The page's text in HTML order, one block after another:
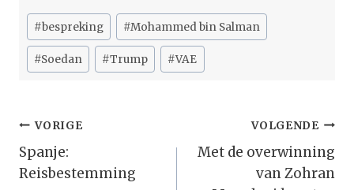
Bericht
tags:
#bespreking #Mohammed bin Salman
#Soedan #Trump #VAE
Bericht
Navigatie
VORIGE
Spanje:
Reisbestemming
VOLGENDE
Met de overwinning
van Zohran